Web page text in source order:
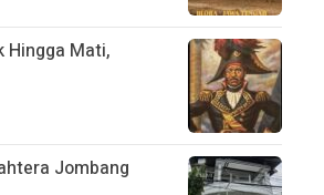
Hingga Mati,
Jombang